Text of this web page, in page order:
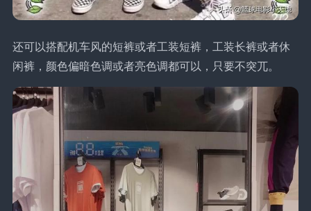
还可以搭配机车风的短裤或者工装短裤，工装长裤或者休
闲裤，颜色偏暗色调或者亮色调都可以，只要不突兀。